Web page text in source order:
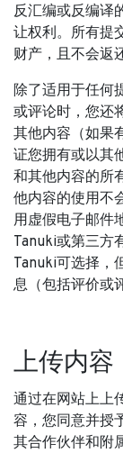
反汇编或反编译
让权利。所有提
财产，且不会返
除了适用于任何
或评论时，您还
其他内容（如果
证您拥有或以其
和其他内容的所
他内容的使用不
用虚假电子邮件
Tanuki或第三方
Tanuki可选择，
息（包括评价或
上传内容
通过在网站上上
容，您同意并授
其合作伙伴和附